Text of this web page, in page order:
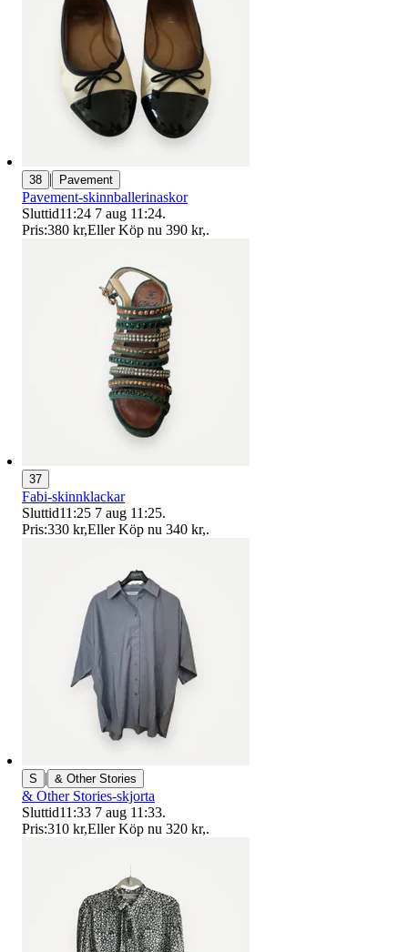
38 | Pavement
Pavement-skinnballerinaskor
Sluttid11:24 7 aug 11:24.
Pris:380 kr,Eller Köp nu 390 kr,.
37
Fabi-skinnklackar
Sluttid11:25 7 aug 11:25.
Pris:330 kr,Eller Köp nu 340 kr,.
S | & Other Stories
& Other Stories-skjorta
Sluttid11:33 7 aug 11:33.
Pris:310 kr,Eller Köp nu 320 kr,.